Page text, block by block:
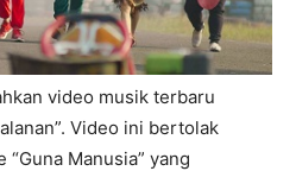
video musik terbaru
Video ini bertolak
Manusia” yang